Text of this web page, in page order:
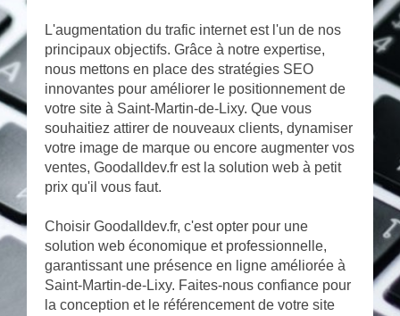
L'augmentation du trafic internet est l'un de nos
principaux objectifs. Grâce à notre expertise,
nous mettons en place des stratégies SEO
innovantes pour améliorer le positionnement de
votre site à Saint-Martin-de-Lixy. Que vous
souhaitiez attirer de nouveaux clients, dynamiser
votre image de marque ou encore augmenter vos
ventes, Goodalldev.fr est la solution web à petit
prix qu'il vous faut.
Choisir Goodalldev.fr, c'est opter pour une
solution web économique et professionnelle,
garantissant une présence en ligne améliorée à
Saint-Martin-de-Lixy. Faites-nous confiance pour
la conception et le référencement de votre site